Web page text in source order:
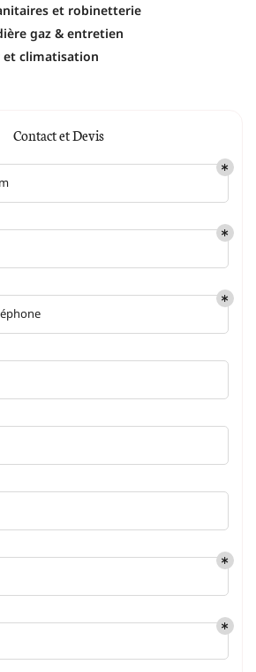
et robinetterie
gaz & entretien
et climatisation
Contact et Devis